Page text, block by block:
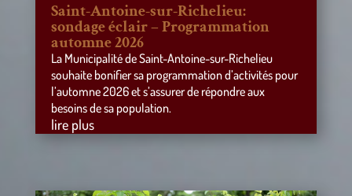
Saint-Antoine-sur-Richelieu:
sondage éclair – Programmation
automne 2026
La Municipalité de Saint-Antoine-sur-Richelieu
souhaite bonifier sa programmation d’activités pour
l’automne 2026 et s’assurer de répondre aux
besoins de sa population.
lire plus